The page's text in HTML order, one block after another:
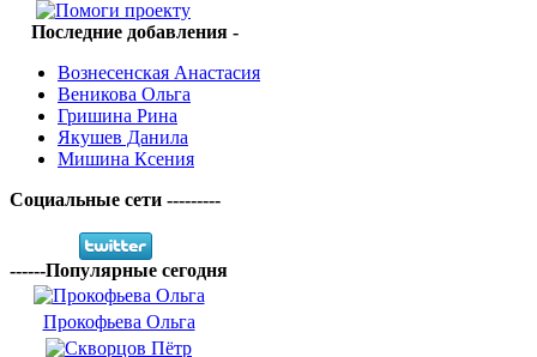
Последние добавления -
Вознесенская Анастасия
Веникова Ольга
Гришина Рина
Якушев Данила
Мишина Ксения
Социальные сети ---------
------Популярные сегодня
Прокофьева Ольга